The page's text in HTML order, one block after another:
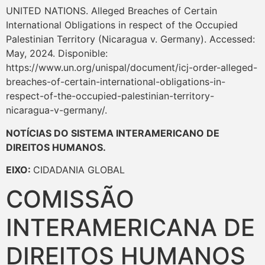
UNITED NATIONS. Alleged Breaches of Certain
International Obligations in respect of the Occupied
Palestinian Territory (Nicaragua v. Germany). Accessed:
May, 2024. Disponible:
https://www.un.org/unispal/document/icj-order-alleged-
breaches-of-certain-international-obligations-in-
respect-of-the-occupied-palestinian-territory-
nicaragua-v-germany/.
NOTÍCIAS DO SISTEMA INTERAMERICANO DE
DIREITOS HUMANOS.
EIXO: CIDADANIA GLOBAL
COMISSÃO
INTERAMERICANA DE
DIREITOS HUMANOS